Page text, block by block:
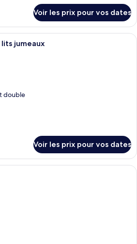
Voir les prix pour vos dates
Une chambre d’hôtel avec deux lits,
jumeaux
double
Voir les prix pour vos dates
Une chambre d’hôtel avec deux